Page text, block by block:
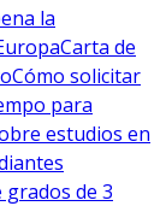
la
Carta de
Cómo solicitar
para
estudios en
de 3